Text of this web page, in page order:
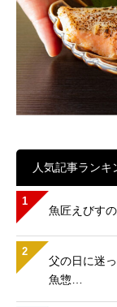
人気記事ランキ
1
魚匠えびす
2
父の日に迷
魚惣…